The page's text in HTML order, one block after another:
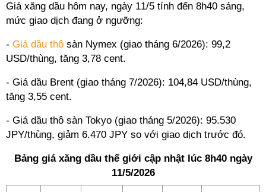
Giá xăng dầu hôm nay, ngày 11/5 tính đến 8h40 sáng,
mức giao dịch đang ở ngưỡng:
- Giá dầu thô sàn Nymex (giao tháng 6/2026): 99,2
USD/thùng, tăng 3,78 cent.
- Giá dầu Brent (giao tháng 7/2026): 104,84 USD/thùng,
tăng 3,55 cent.
- Giá dầu thô sàn Tokyo (giao tháng 5/2026): 95.530
JPY/thùng, giảm 6.470 JPY so với giao dịch trước đó.
Bảng giá xăng dầu thế giới cập nhật lúc 8h40 ngày
11/5/2026